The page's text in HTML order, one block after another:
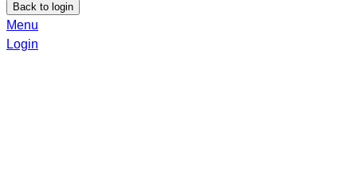
Back to login
Menu
Login